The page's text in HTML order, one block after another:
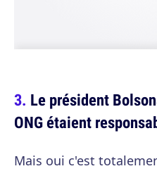
Le président
ONG étaient
Mais oui c'est